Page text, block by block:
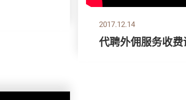
2017.12.14
代聘外佣服务收费